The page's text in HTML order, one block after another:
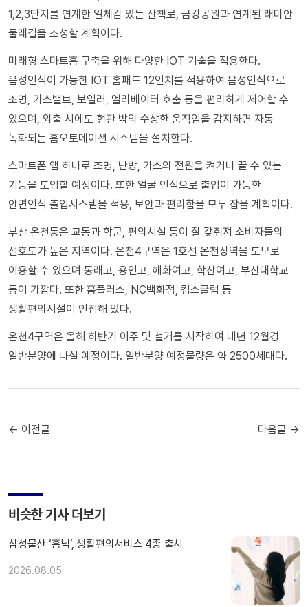
1,2,3단지를 연계한 일체감 있는 산책로, 금강공원과 연계된 래미안
둘레길을 조성할 계획이다.
미래형 스마트홈 구축을 위해 다양한 IOT 기술을 적용한다.
음성인식이 가능한 IOT 홈패드 12인치를 적용하여 음성인식으로
조명, 가스밸브, 보일러, 엘리베이터 호출 등을 편리하게 제어할 수
있으며, 외출 시에도 현관 밖의 수상한 움직임을 감지하면 자동
녹화되는 홈오토메이션 시스템을 설치한다.
스마트폰 앱 하나로 조명, 난방, 가스의 전원을 켜거나 끌 수 있는
기능을 도입할 예정이다. 또한 얼굴 인식으로 출입이 가능한
안면인식 출입시스템을 적용, 보안과 편리함을 모두 잡을 계획이다.
부산 온천동은 교통과 학군, 편의시설 등이 잘 갖춰져 소비자들의
선호도가 높은 지역이다. 온천4구역은 1호선 온천장역을 도보로
이용할 수 있으며 동래고, 용인고, 혜화여고, 학산여고, 부산대학교
등이 가깝다. 또한 홈플러스, NC백화점, 킴스클럽 등
생활편의시설이 인접해 있다.
온천4구역은 올해 하반기 이주 및 철거를 시작하여 내년 12월경
일반분양에 나설 예정이다. 일반분양 예정물량은 약 2500세대다.
← 이전글 다음글 →
비슷한 기사 더보기
삼성물산 ‘홈닉’, 생활편의서비스 4종 출시
2026.08.05